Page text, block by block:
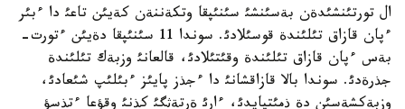
ال تورتئنشئدةن بةسئنشئ سئنئپقا وتكةننةن كةيئن تاعئ دا ءبئر
ءپان قازاق تئلئندة قوسئلادئ. سوندا 11 سئنئپقا دةيئن ءتورت-
بةس ءپان قازاق تئلئندة وقئتئلادئ، قالعانئ وزبةك تئلئندة
جذرةدئ. سوندا بالا قازاقشانئ دا ءجذز پايئز ءبئلئپ شئعادئ،